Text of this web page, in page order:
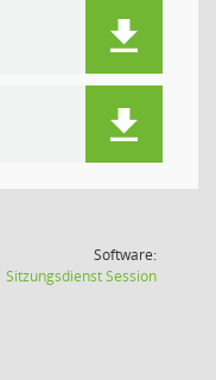
Software:
SitzungsdienstSession(Wird in